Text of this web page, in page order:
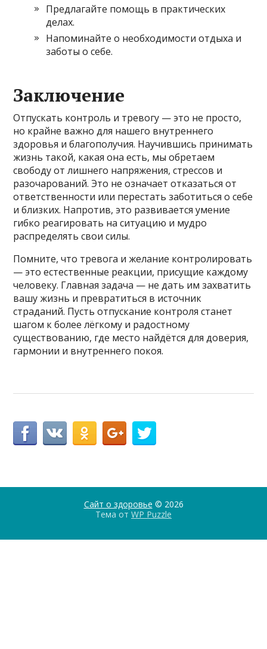
Предлагайте помощь в практических
делах.
Напоминайте о необходимости отдыха и
заботы о себе.
Заключение
Отпускать контроль и тревогу — это не просто,
но крайне важно для нашего внутреннего
здоровья и благополучия. Научившись принимать
жизнь такой, какая она есть, мы обретаем
свободу от лишнего напряжения, стрессов и
разочарований. Это не означает отказаться от
ответственности или перестать заботиться о себе
и близких. Напротив, это развивается умение
гибко реагировать на ситуацию и мудро
распределять свои силы.
Помните, что тревога и желание контролировать
— это естественные реакции, присущие каждому
человеку. Главная задача — не дать им захватить
вашу жизнь и превратиться в источник
страданий. Пусть отпускание контроля станет
шагом к более лёгкому и радостному
существованию, где место найдётся для доверия,
гармонии и внутреннего покоя.
Сайт о здоровье © 2026
Тема от WP Puzzle